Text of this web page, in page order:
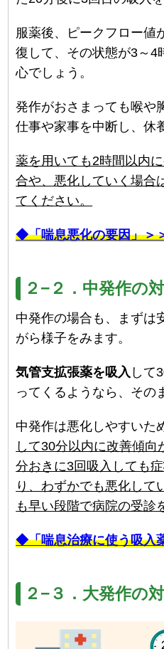
服薬後、ピークフロー値
復して、その状態が3～4
心でしょう。
発作がおさまっても喉や
仕事や家事を中断し、休
薬を用いても2時間以内
合や、悪化していく場合
てください。
◆「喘息悪化の要因」＞
２−２．中発作の
中発作の場合も、まずは
がら様子をみます。
気管支拡張薬を吸入 して
ってくるようなら、その
中発作は悪化しやすいた
して30分以内に改善傾
分おきに3回吸入しても
り、わずかでも悪化して
も早い段階で病院の受診
◆「喘息治療に使う吸入
２−３．大発作の